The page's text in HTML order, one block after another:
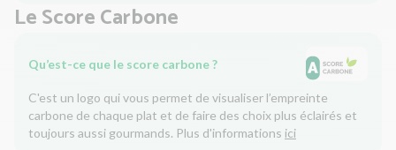
Le Score Carbone
Qu’est-ce que le score carbone ?
C'est un logo qui vous permet de visualiser l’empreinte
carbone de chaque plat et de faire des choix plus éclairés et
toujours aussi gourmands. Plus d'informations ici